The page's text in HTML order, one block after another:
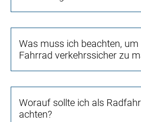
Was muss ich beachten, um
Fahrrad verkehrssicher zu
Worauf sollte ich als
achten?